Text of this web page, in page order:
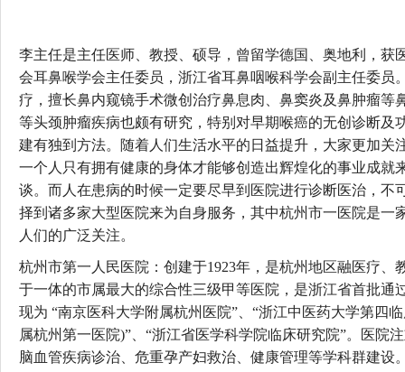
李主任是主任医师、教授、硕导，曾留学德国、奥地利，获
会耳鼻喉学会主任委员，浙江省耳鼻咽喉科学会副主任委员
疗，擅长鼻内窥镜手术微创治疗鼻息肉、鼻窦炎及鼻肿瘤等
等头颈肿瘤疾病也颇有研究，特别对早期喉癌的无创诊断及
建有独到方法。随着人们生活水平的日益提升，大家更加关
一个人只有拥有健康的身体才能够创造出辉煌化的事业成就
谈。而人在患病的时候一定要尽早到医院进行诊断医治，不
择到诸多家大型医院来为自身服务，其中杭州市一医院是一
人们的广泛关注。
杭州市第一人民医院：创建于1923年，是杭州地区融医疗、
于一体的市属最大的综合性三级甲等医院，是浙江省首批通
现为 “南京医科大学附属杭州医院”、“浙江中医药大学第四
属杭州第一医院)”、“浙江省医学科学院临床研究院”。医院
脑血管疾病诊治、危重孕产妇救治、健康管理等学科群建设